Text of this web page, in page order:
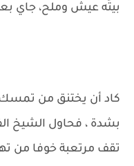
بيتَه عيش وملح، جاي
كاد أن يختنق من
بشدة ، فحاول الشيخ
تقف مرتعبة خوفا من